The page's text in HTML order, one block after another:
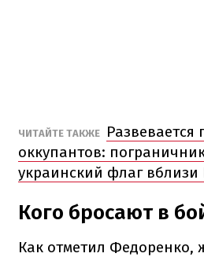
ЧИТАЙТЕ ТАКЖЕ
Развевается
оккупантов:
украинский флаг вблизи
Кого бросают в
Как отметил Федоренко,